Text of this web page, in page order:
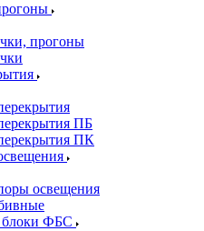
прогоны
ПБ
ПК
освещения
ФБС